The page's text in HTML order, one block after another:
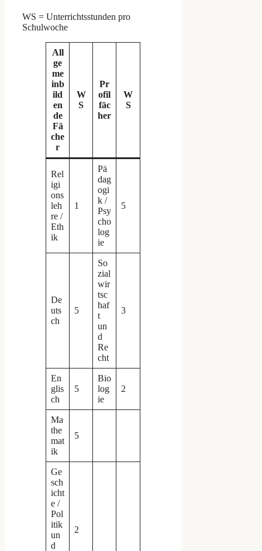
WS = Unterrichtsstunden pro
Schulwoche
All
ge
me
inb
ild
en
de
Fä
che
r
W
S
Pr
ofil
fäc
her
W
S
Rel
igi
ons
leh
re /
Eth
ik
1
Pä
dag
ogi
k /
Psy
cho
log
ie
5
De
uts
ch
5
So
zial
wir
tsc
haf
t
un
d
Re
cht
3
En
glis
ch
5
Bio
log
ie
2
Ma
the
mat
ik
5
Ge
sch
icht
e /
Pol
itik
un
d
2